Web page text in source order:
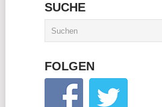
SUCHE
FOLGEN